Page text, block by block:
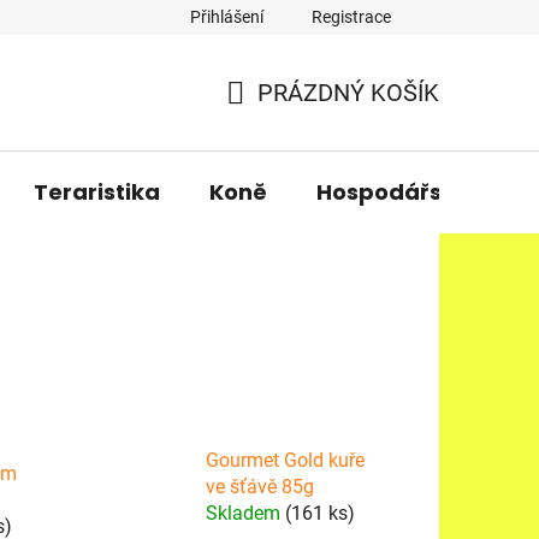
Přihlášení Registrace
KOŠÍK
PRÁZDNÝ KOŠÍK
Teraristika Koně Hospodářská
Gourmet Gold kuře
ve šťávě 85g
Skladem (161 ks)